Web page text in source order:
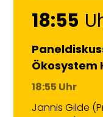
18:55
Ökosystem
18:55 Uhr
Jannis Gilde